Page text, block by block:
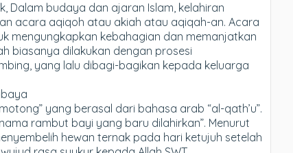
Dalam budaya dan ajaran Islam, kelahiran
acara aqiqoh atau akiah atau aqiqah-an. Acara
mengungkapkan kebahagian dan memanjatkan
biasanya dilakukan dengan prosesi
yang lalu dibagi-bagikan kepada keluarga
yang berasal dari bahasa arab “al-qath’u”.
rambut bayi yang baru dilahirkan”. Menurut
hewan ternak pada hari ketujuh setelah